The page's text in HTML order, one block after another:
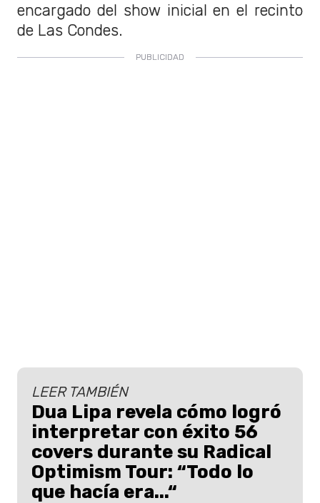
encargado del show inicial en el recinto
de Las Condes.
LEER TAMBIÉN
Dua Lipa revela cómo logró
interpretar con éxito 56
covers durante su Radical
Optimism Tour: “Todo lo
que hacía era...“